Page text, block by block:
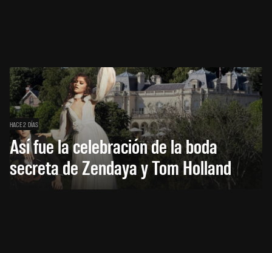
HACE 2 DÍAS
Así fue la celebración de la boda
secreta de Zendaya y Tom Holland